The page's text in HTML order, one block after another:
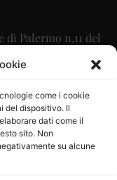
come i cookie
del dispositivo. Il
dati come il
sito. Non
su alcune
Palermo n.11 del
Scaglione
Calabrese